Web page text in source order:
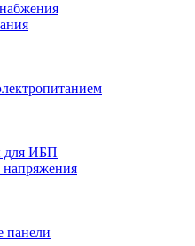
для ИБП
напряжения
панели